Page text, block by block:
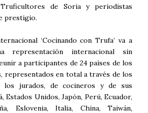
de Soria y periodistas
prestigio.
‘Cocinando con Trufa’ va a
representación internacional sin
a participantes de 24 países de los
representados en total a través de los
los jurados, de cocineros y de sus
Estados Unidos, Japón, Perú, Ecuador,
Eslovenia, Italia, China, Taiwán,